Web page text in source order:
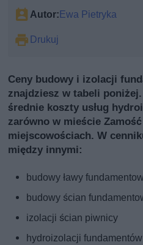
Autor: Ewa Pietryka
Drukuj
Ceny budowy i izolacji
znajdziesz w tabeli
średnie koszty usług
zarówno w mieście
miejscowościach. W
między innymi:
budowy ławy
budowy ścian
izolacji ścian piwnicy
hydroizolacji